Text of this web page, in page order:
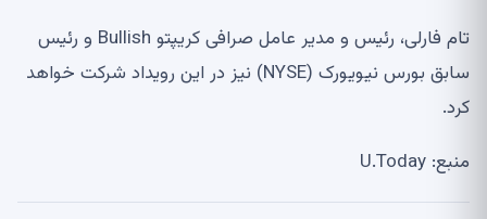
تام فارلی، رئیس و مدیر عامل صرافی کریپتو Bullish و رئیس
سابق بورس نیویورک (NYSE) نیز در این رویداد شرکت خواهد
کرد.
منبع: U.Today